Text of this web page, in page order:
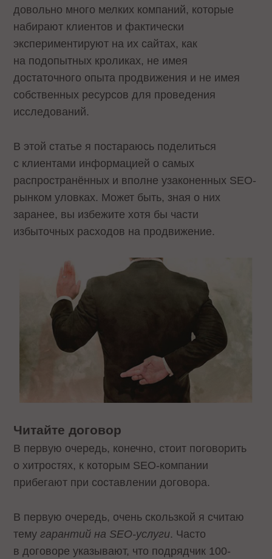
довольно много мелких компаний, которые
набирают клиентов и фактически
экспериментируют на их сайтах, как
на подопытных кроликах, не имея
достаточного опыта продвижения и не имея
собственных ресурсов для проведения
исследований.
В этой статье я постараюсь поделиться
с клиентами информацией о самых
распространённых и вполне узаконенных SEO-
рынком уловках. Может быть, зная о них
заранее, вы избежите хотя бы части
избыточных расходов на продвижение.
Читайте договор
В первую очередь, конечно, стоит поговорить
о хитростях, к которым SEO-компании
прибегают при составлении договора.
В первую очередь, очень скользкой я считаю
темугарантий на SEO-услуги. Часто
в договоре указывают, что подрядчик 100-